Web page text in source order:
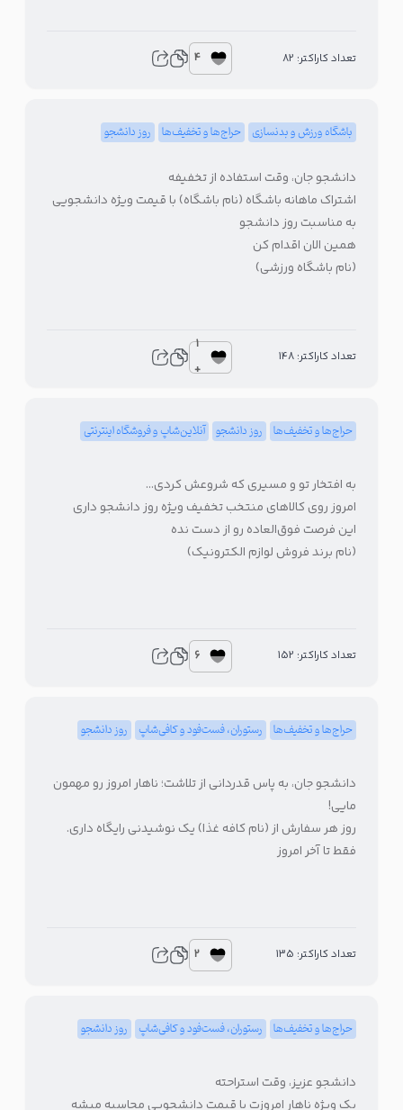
تعداد کاراکتر: 82 4
باشگاه ورزش و بدنسازی حراج‌ها و تخفیف‌ها روز دانشجو
دانشجو جان، وقت استفاده از تخفیفه
اشتراک ماهانه باشگاه (نام باشگاه) با قیمت ویژه دانشجویی
به مناسبت روز دانشجو
همین الان اقدام کن
(نام باشگاه ورزشی)
تعداد کاراکتر: 148
1
+
حراج‌ها و تخفیف‌ها روز دانشجو آنلاین‌شاپ و فروشگاه اینترنتی
به افتخار تو و مسیری که شروعش کردی…
امروز روی کالاهای منتخب تخفیف ویژه روز دانشجو داری
این فرصت فوق‌العاده رو از دست نده
(نام برند فروش لوازم الکترونیک)
تعداد کاراکتر: 152 6
حراج‌ها و تخفیف‌ها رستوران، فست‌فود و کافی‌شاپ روز دانشجو
دانشجو جان، به پاس قدردانی از تلاشت؛ ناهار امروز رو مهمون
مایی!
روز هر سفارش از (نام کافه غذا) یک نوشیدنی رایگاه داری.
فقط تا آخر امروز
تعداد کاراکتر: 135 2
حراج‌ها و تخفیف‌ها رستوران، فست‌فود و کافی‌شاپ روز دانشجو
دانشجو عزیز، وقت استراحته
پک ویژه ناهار امروزت با قیمت دانشجویی محاسبه میشه